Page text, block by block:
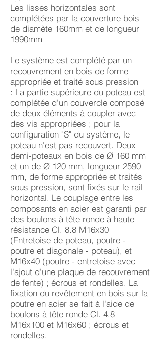
Les lisses horizontales sont
complétées par la couverture bois
de diamète 160mm et de longueur
1990mm
Le système est complété par un
recouvrement en bois de forme
appropriée et traité sous pression
: La partie supérieure du poteau est
complétée d'un couvercle composé
de deux éléments à coupler avec
des vis appropriées ; pour la
configuration "S" du système, le
poteau n'est pas recouvert. Deux
demi-poteaux en bois de Ø 160 mm
et un de Ø 120 mm, longueur 2590
mm, de forme appropriée et traités
sous pression, sont fixés sur le rail
horizontal. Le couplage entre les
composants en acier est garanti par
des boulons à tête ronde à haute
résistance Cl. 8.8 M16x30
(Entretoise de poteau, poutre -
poutre et diagonale - poteau), et
M16x40 (poutre - entretoise avec
l'ajout d'une plaque de recouvrement
de fente) ; écrous et rondelles. La
fixation du revêtement en bois sur la
poutre en acier se fait à l'aide de
boulons à tête ronde Cl. 4.8
M16x100 et M16x60 ; écrous et
rondelles.